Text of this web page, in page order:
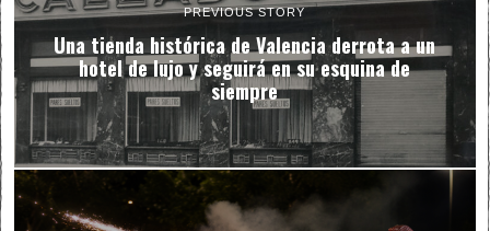
PREVIOUS STORY
Una tienda histórica de Valencia derrota a un
hotel de lujo y seguirá en su esquina de
siempre